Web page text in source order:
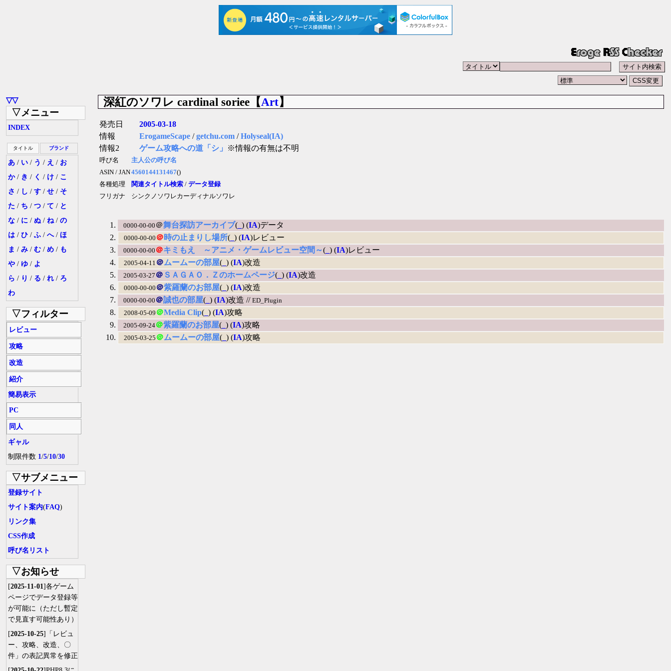
▽▽
▽メニュー
INDEX
タイトル ブランド
あ / い / う / え / お
か/ き / く / け / こ
さ / し / す / せ / そ
た / ち / つ / て / と
な / に / ぬ / ね / の
は / ひ / ふ / へ/ ほ
ま / み / む / め / も
や / ゆ / よ
ら / り / る / れ / ろ
わ
▽フィルター
レビュー
攻略
改造
紹介
簡易表示
PC
同人
ギャル
制限件数 1/5/10/30
▽サブメニュー
登録サイト
サイト案内(FAQ)
リンク集
CSS作成
呼び名リスト
▽お知らせ
[2025-11-01]各ゲーム
ページでデータ登録等
が可能に（ただし暫定
で見直す可能性あり）
[2025-10-25]「レビュ
ー、攻略、改造、〇
件」の表記異常を修正
深紅のソワレ cardinal soriee【Art】
発売日
2005-03-18
情報
ErogameScape /getchu.com /Holyseal(IA)
情報2
ゲーム攻略への道「シ」 ※情報の有無は不明
呼び名
主人公の呼び名
ASIN / JAN4560144131467()
各種処理
関連タイトル検索 / データ登録
フリガナ
シンクノソワレカーディナルソワレ
0000-00-00 ＠舞台探訪アーカイブ(_ ) (IA)データ
0000-00-00 ＠時の止まりし場所(_ ) (IA)レビュー
0000-00-00 ＠キミもえ ～アニメ・ゲームレビュー空間～(_ ) (IA)レビュー
2005-04-11 ＠ムームーの部屋(_ ) (IA)改造
2005-03-27 ＠ ＳＡＧＡＯ．Ｚのホームページ(_ ) (IA)改造
0000-00-00 ＠紫羅蘭のお部屋(_ ) (IA)改造
0000-00-00 ＠誠也の部屋(_ ) (IA)改造 // ED_Plugin
2008-05-09 ＠Media Clip(_ ) (IA)攻略
2005-09-24＠紫羅蘭のお部屋(_ ) (IA)攻略
2005-03-25 ＠ムームーの部屋(_ ) (IA)攻略